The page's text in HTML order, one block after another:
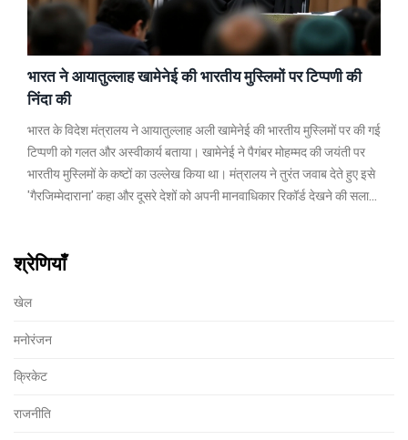
भारत ने आयातुल्लाह खामेनेई की भारतीय मुस्लिमों पर टिप्पणी की
निंदा की
भारत के विदेश मंत्रालय ने आयातुल्लाह अली खामेनेई की भारतीय मुस्लिमों पर की गई
टिप्पणी को गलत और अस्वीकार्य बताया। खामेनेई ने पैगंबर मोहम्मद की जयंती पर
भारतीय मुस्लिमों के कष्टों का उल्लेख किया था। मंत्रालय ने तुरंत जवाब देते हुए इसे
'गैरजिम्मेदाराना' कहा और दूसरे देशों को अपनी मानवाधिकार रिकॉर्ड देखने की सलाह
श्रेणियाँ
खेल
मनोरंजन
क्रिकेट
राजनीति